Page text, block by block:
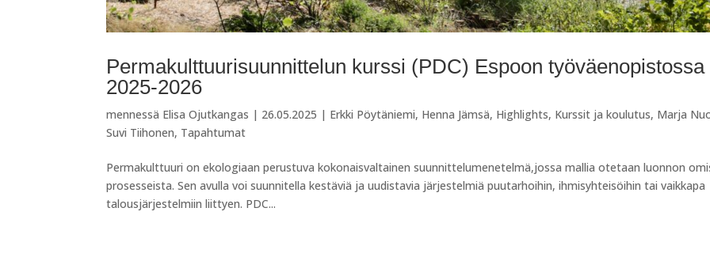
Permakulttuurisuunnittelun kurssi (PDC) Espoon työväenopistossa
2025-2026
mennessä Elisa Ojutkangas | 26.05.2025 | Erkki Pöytäniemi, Henna Jämsä, Highlights, Kurssit ja koulutus, Marja
Suvi Tiihonen, Tapahtumat
Permakulttuuri on ekologiaan perustuva kokonaisvaltainen suunnittelumenetelmä,jossa mallia otetaan luonnon
prosesseista. Sen avulla voi suunnitella kestäviä ja uudistavia järjestelmiä puutarhoihin, ihmisyhteisöihin tai vaikkapa
talousjärjestelmiin liittyen. PDC...